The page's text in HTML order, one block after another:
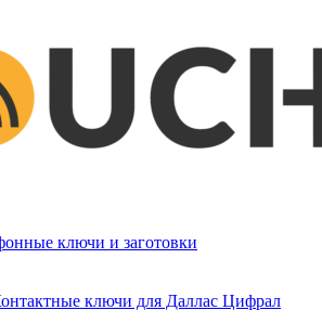
ключи и заготовки
ключи для Даллас Цифрал